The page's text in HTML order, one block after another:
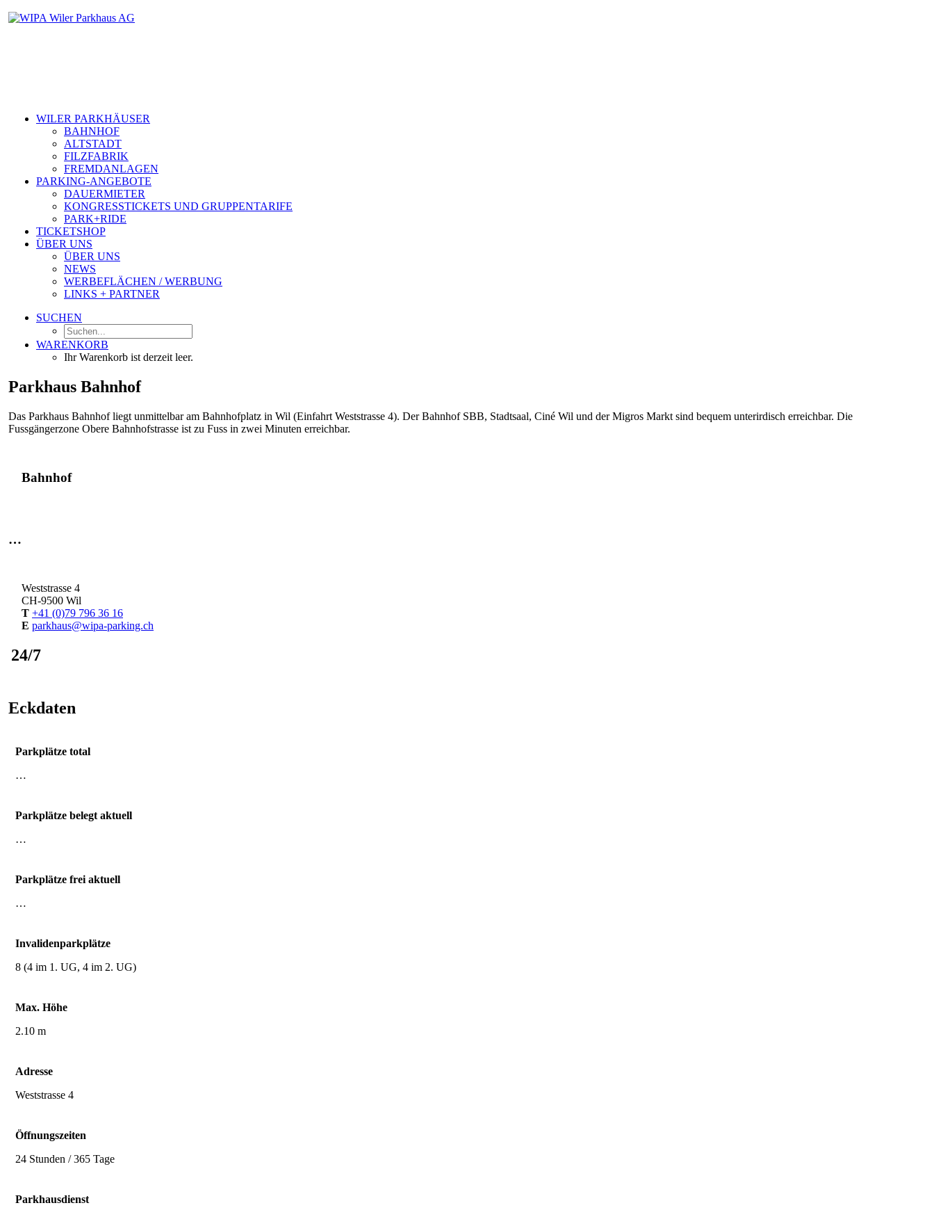
WILER PARKHÄUSER
BAHNHOF
ALTSTADT
FILZFABRIK
FREMDANLAGEN
PARKING-ANGEBOTE
DAUERMIETER
KONGRESSTICKETS UND GRUPPENTARIFE
PARK+RIDE
TICKETSHOP
ÜBER UNS
ÜBER UNS
NEWS
WERBEFLÄCHEN / WERBUNG
LINKS + PARTNER
SUCHEN
WARENKORB
Ihr Warenkorb ist derzeit leer.
Parkhaus Bahnhof
Das Parkhaus Bahnhof liegt unmittelbar am Bahnhofplatz in Wil (Einfahrt Weststrasse 4). Der Bahnhof SBB, Stadtsaal, Ciné Wil und der Migros Markt sind bequem unterirdisch erreichbar. Die
Fussgängerzone Obere Bahnhofstrasse ist zu Fuss in zwei Minuten erreichbar.
Bahnhof
…
Weststrasse 4
CH-9500 Wil
T +41 (0)79 796 36 16
E parkhaus@wipa-parking.ch
24/7
Eckdaten
Parkplätze total
…
Parkplätze belegt aktuell
…
Parkplätze frei aktuell
…
Invalidenparkplätze
8 (4 im 1. UG, 4 im 2. UG)
Max. Höhe
2.10 m
Adresse
Weststrasse 4
Öffnungszeiten
24 Stunden / 365 Tage
Parkhausdienst